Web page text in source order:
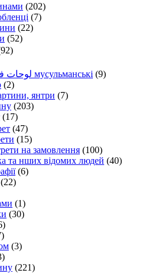
(202)
(7)
(22)
(52)
لوحات فنيه بالكهرمان мусульманські (9)
(2)
янтри (7)
(203)
(17)
(47)
(15)
на замовлення (100)
та нших відомих людей (40)
(6)
(22)
(1)
(30)
(3)
(221)